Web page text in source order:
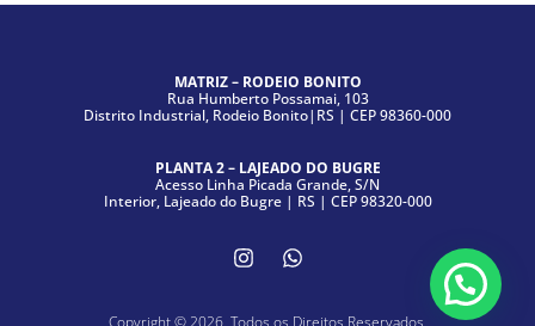
MATRIZ – RODEIO BONITO
Rua Humberto Possamai, 103
Distrito Industrial, Rodeio Bonito|RS | CEP 98360-000
PLANTA 2 – LAJEADO DO BUGRE
Acesso Linha Picada Grande, S/N
Interior, Lajeado do Bugre | RS | CEP 98320-000